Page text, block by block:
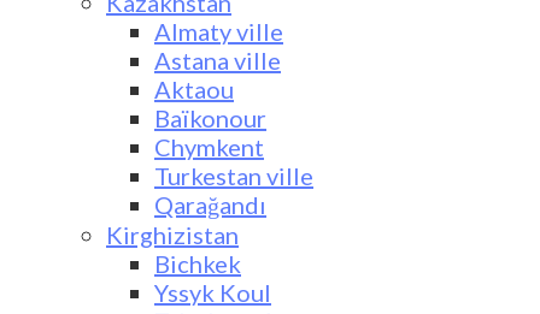
Almaty ville
Astana ville
Aktaou
Baïkonour
Chymkent
Turkestan ville
Qarağandı
Kirghizistan
Bichkek
Yssyk Koul